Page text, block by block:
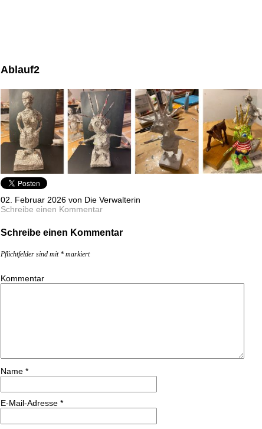
Ablauf2
02. Februar 2026 von Die Verwalterin
Schreibe einen Kommentar
Schreibe einen Kommentar
Pflichtfelder sind mit * markiert
Kommentar
Name *
E-Mail-Adresse *